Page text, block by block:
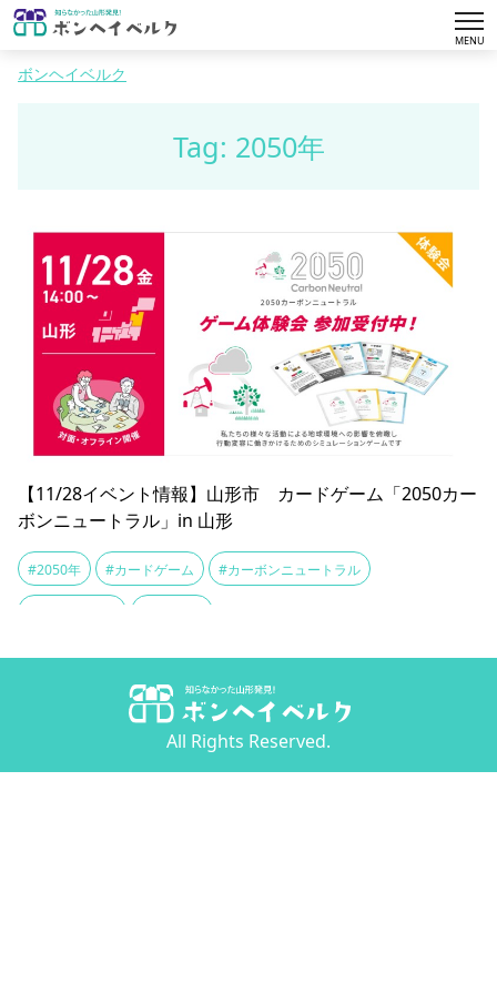
MENU
ボンヘイベルク
Tag: 2050年
【11/28イベント情報】山形市 カードゲーム「2050カー
ボンニュートラル」in 山形
#2050年 #カードゲーム #カーボンニュートラル
All Rights Reserved.